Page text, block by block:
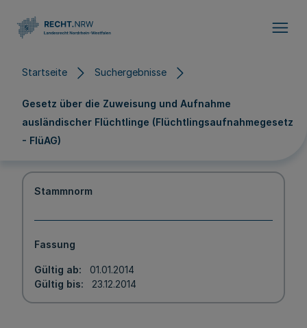
Startseite Suchergebnisse
Gesetz über die Zuweisung und Aufnahme
ausländischer Flüchtlinge (Flüchtlingsaufnahmegesetz
- FlüAG)
Stammnorm
Fassung
Gültig ab
01.01.2014
Gültig bis
23.12.2014